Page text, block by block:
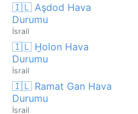
🇮🇱 Aşdod Hava
Durumu
İsrail
🇮🇱 H̱olon Hava
Durumu
İsrail
🇮🇱 Ramat Gan Hava
Durumu
İsrail